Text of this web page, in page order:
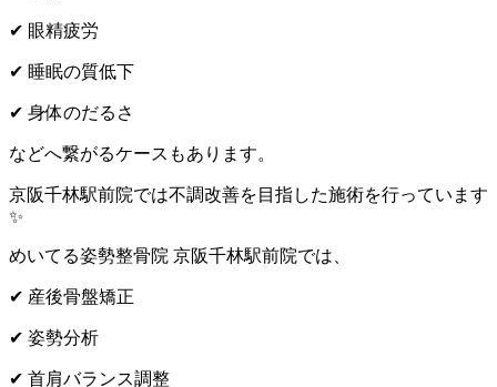
✔ 眼精疲労
✔ 睡眠の質低下
✔ 身体のだるさ
などへ繋がるケースもあります。
京阪千林駅前院では不調改善を目指した施術を行っています
✨
めいてる姿勢整骨院 京阪千林駅前院では、
✔ 産後骨盤矯正
✔ 姿勢分析
✔ 首肩バランス調整